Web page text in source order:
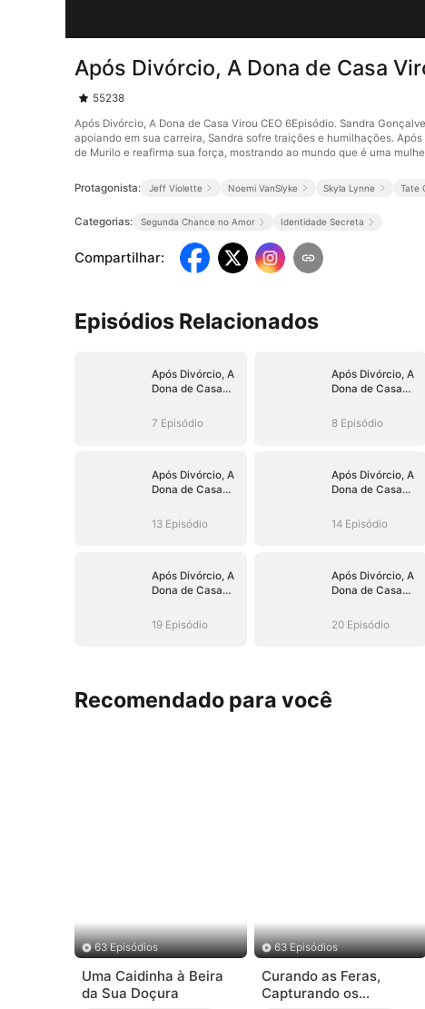
Após Divórcio, A Dona de Casa
55238
Após Divórcio, A Dona de Casa Virou CEO 6Episódio. Sandra
apoiando em sua carreira, Sandra sofre traições e humilhações.
de Murilo e reafirma sua força, mostrando ao mundo que é uma
Protagonista: Jeff Violette Noemi VanSlyke Skyla Lynne Tate
Categorias: Segunda Chance no Amor Identidade Secreta
Compartilhar:
Episódios Relacionados
Após Divórcio, A
Dona de Casa
7 Episódio
Após Divórcio, A
Dona de Casa
8 Episódio
Após Divórcio, A
Dona de Casa
13 Episódio
Após Divórcio, A
Dona de Casa
14 Episódio
Após Divórcio, A
Dona de Casa
19 Episódio
Após Divórcio, A
Dona de Casa
20 Episódio
Recomendado para você
63 Episódios
Uma Caidinha à Beira
da Sua Doçura
63 Episódios
Curando as Feras,
Capturando os